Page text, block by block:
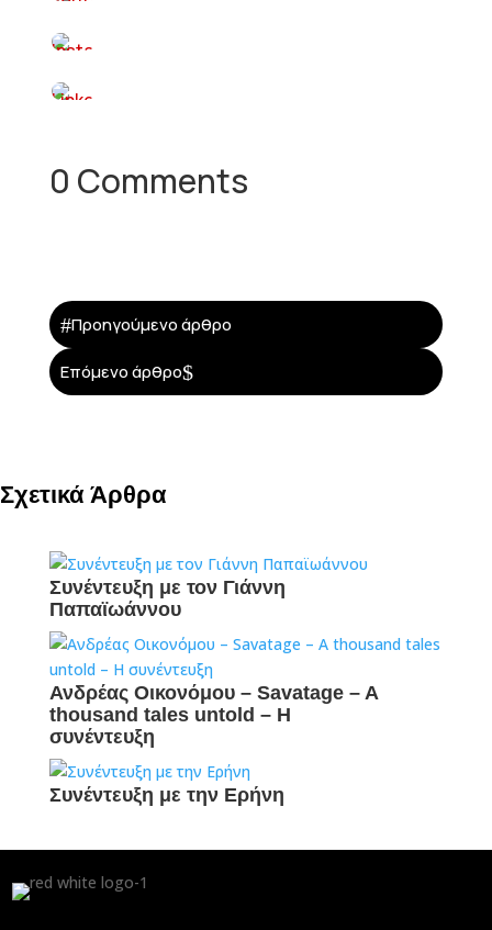
0 Comments
#Προηγούμενο άρθρο
Επόμενο άρθρο$
Σχετικά Άρθρα
Συνέντευξη με τον Γιάννη
Παπαϊωάννου
Ανδρέας Οικονόμου – Savatage – A
thousand tales untold – H
συνέντευξη
Συνέντευξη με την Ερήνη